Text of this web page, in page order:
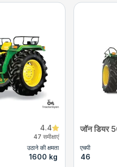
4.4
47 समीक्षाएं
उठाने की क्षमता
1600 kg
जॉन डियर
एचपी
46